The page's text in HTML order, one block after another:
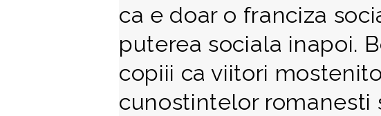
ca e doar o franciza
puterea sociala inapoi.
copiii ca viitori
cunostintelor romanesti